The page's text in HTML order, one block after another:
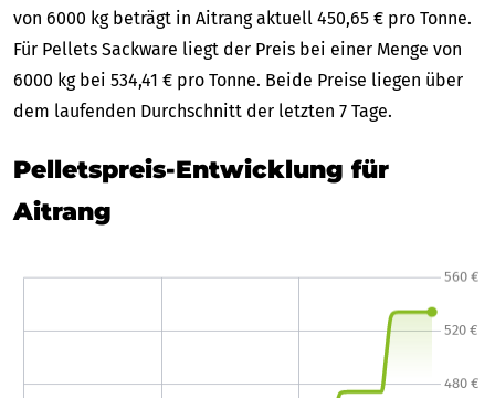
von 6000 kg beträgt in Aitrang aktuell 450,65 € pro Tonne.
Für Pellets Sackware liegt der Preis bei einer Menge von
6000 kg bei 534,41 € pro Tonne. Beide Preise liegen über
dem laufenden Durchschnitt der letzten 7 Tage.
Pelletspreis-Entwicklung für
Aitrang